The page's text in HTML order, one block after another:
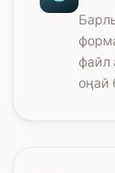
файл
оңай